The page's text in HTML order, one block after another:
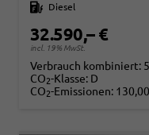
Kraftstoff
Diesel
32.590,– €
incl. 19% MwSt.
Verbrauch kombiniert:
CO2-Klasse: D
CO2-Emissionen: